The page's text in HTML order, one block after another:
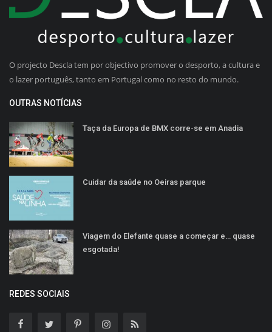
O projecto Descla tem por objectivo promover o desporto, a cultura e
o lazer português, tanto em Portugal como no resto do mundo.
OUTRAS NOTÍCIAS
Taça da Europa de BMX corre-se em Anadia
Cuidar da saúde no Oeiras parque
Viagem do Elefante quase a começar e… quase
esgotada!
REDES SOCIAIS